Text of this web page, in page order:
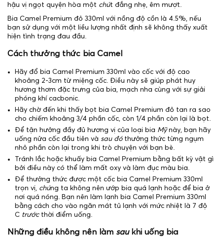
hậu vị ngọt quyện hòa một chút đắng nhẹ, êm mượt.
Bia Camel Premium đỏ 330ml với nồng độ cồn là 4.5%, nếu
bạn sử dụng với một liều lượng nhất định sẽ không thấy xuất
hiện tình trạng đau đầu.
Cách thưởng thức bia Camel
Hãy đổ bia Camel Premium 330ml vào cốc với độ cao
khoảng 2-3cm từ miệng cốc. Điều này sẽ giúp phát huy
hương thơm đặc trưng của bia, mạch nha cùng với sự giải
phóng khí cacbonic.
Hãy chờ đến khi thấy bọt bia Camel Premium đỏ tan ra sao
cho chiếm khoảng 3/4 phần cốc, còn 1/4 phần còn lại là bọt.
Để tận hưởng đầy đủ hương vị của loại bia Mỹnày, bạn hãy
uống nửa cốc đầu tiên và sau đó thưởng thức từng ngụm
nhỏ phần còn lại trong khi trò chuyện với bạn bè.
Tránh lắc hoặc khuấy bia Camel Premium bằng bất kỳ vật gì
bởi điều này có thể làm mất oxy và làm đục màu bia.
Để thưởng thức được một cốc bia Camel Premium 330ml
trọn vị, chúng ta không nên ướp bia quá lạnh hoặc để bia ở
nơi quá nóng. Bạn nên làm lạnh bia Camel Premium 330ml
bằng cách cho vào ngăn mát tủ lạnh với mức nhiệt là 7 độ
C trước thời điểm uống.
Những điều không nên làm sau khi uống bia